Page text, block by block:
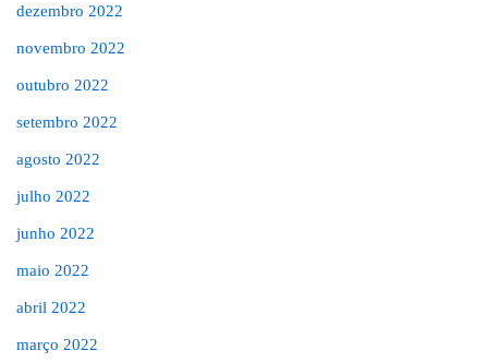
dezembro 2022
novembro 2022
outubro 2022
setembro 2022
agosto 2022
julho 2022
junho 2022
maio 2022
abril 2022
março 2022